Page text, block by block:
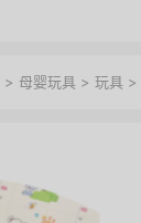
> 母婴玩具 > 玩具 >